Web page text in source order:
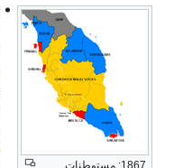
1867: مستوطنات